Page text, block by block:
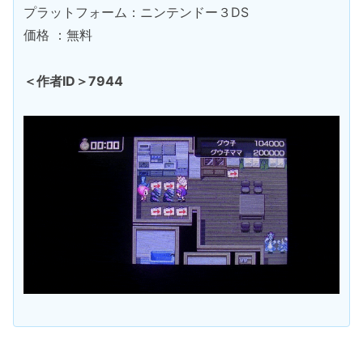
プラットフォーム：ニンテンドー３DS
価格 ：無料
＜作者ID＞7944